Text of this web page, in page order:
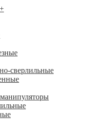
+
сверлильные